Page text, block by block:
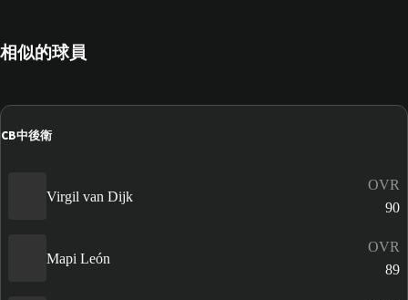
相似的球員
CB中後衛
Virgil van Dijk
OVR
90
Mapi León
OVR
89